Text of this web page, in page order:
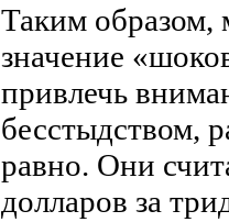
Таким образом,
значение «
привлечь
бесстыдством,
равно. Они
долларов за